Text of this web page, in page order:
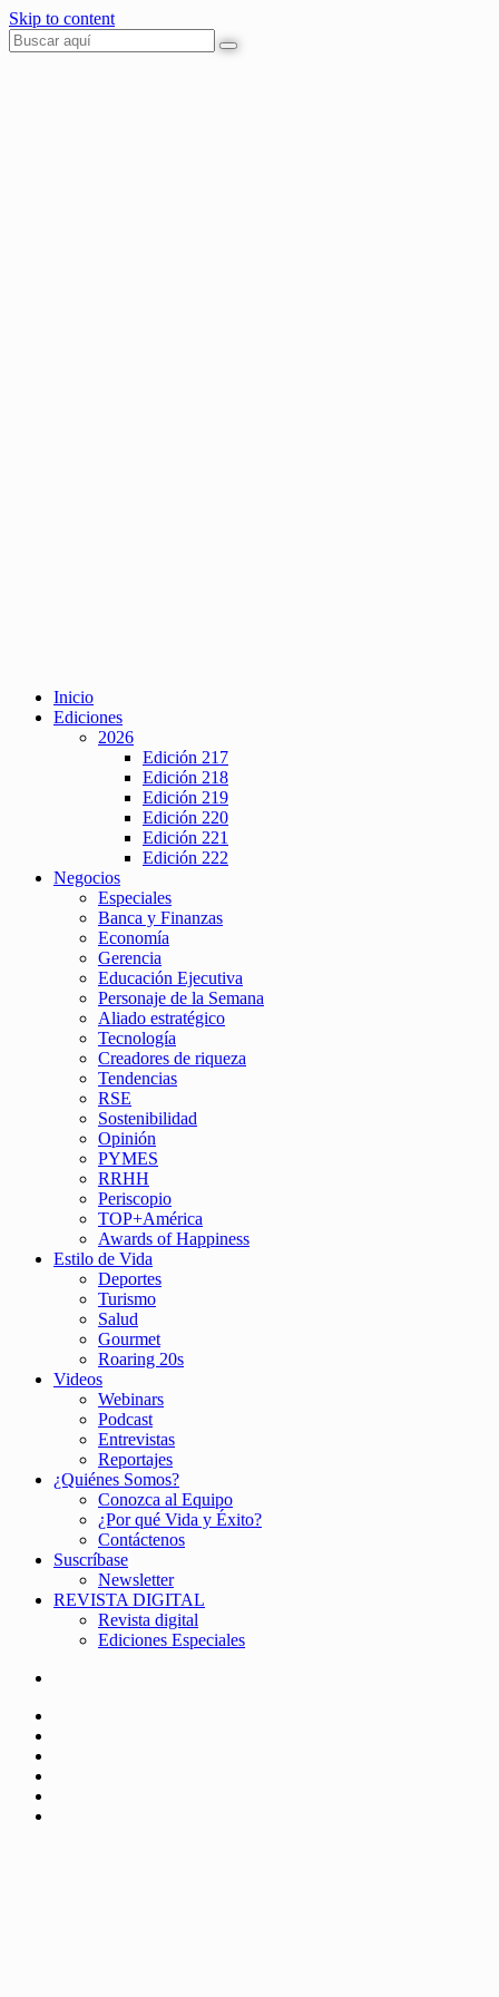
Skip to content
Inicio
Ediciones
2026
Edición 217
Edición 218
Edición 219
Edición 220
Edición 221
Edición 222
Negocios
Especiales
Banca y Finanzas
Economía
Gerencia
Educación Ejecutiva
Personaje de la Semana
Aliado estratégico
Tecnología
Creadores de riqueza
Tendencias
RSE
Sostenibilidad
Opinión
PYMES
RRHH
Periscopio
TOP+América
Awards of Happiness
Estilo de Vida
Deportes
Turismo
Salud
Gourmet
Roaring 20s
Videos
Webinars
Podcast
Entrevistas
Reportajes
¿Quiénes Somos?
Conozca al Equipo
¿Por qué Vida y Éxito?
Contáctenos
Suscríbase
Newsletter
REVISTA DIGITAL
Revista digital
Ediciones Especiales